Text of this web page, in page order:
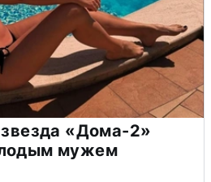
«Дома-2»
мужем